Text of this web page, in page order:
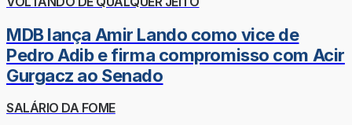
MDB lança Amir Lando como vice de
Pedro Adib e firma compromisso com Acir
Gurgacz ao Senado
SALÁRIO DA FOME